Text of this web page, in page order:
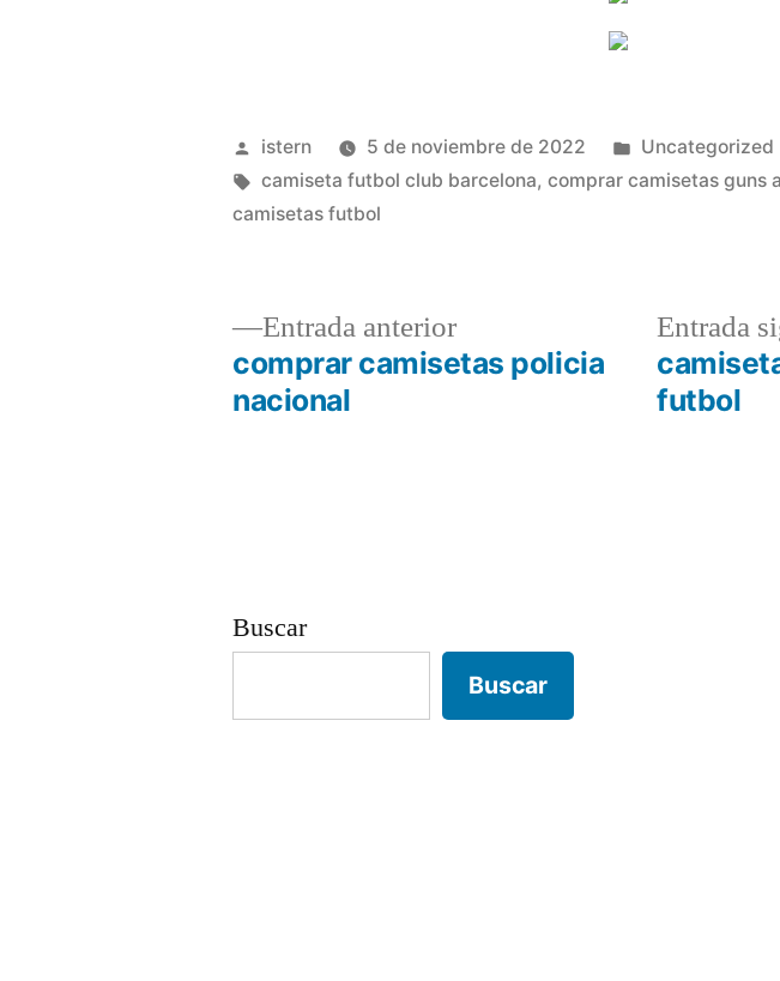
Publicado
por
istern 5 de noviembre de 2022
Publicado
en
Uncategorized
Etiquetas:
camiseta futbol club barcelona,comprar camisetas guns
camisetas futbol
Navegación
Entrada anteriorEntrada
anterior:
comprar camisetas policia
nacional
Entrada
futbol
Buscar
Buscar